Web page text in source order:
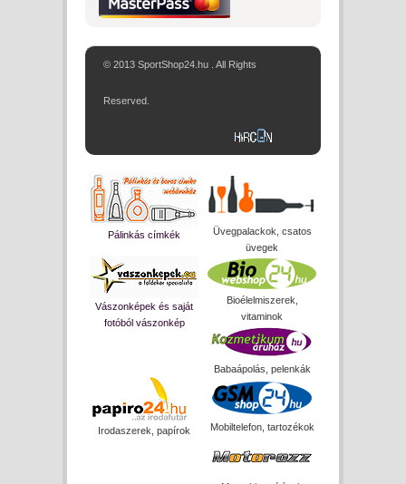
© 2013 SportShop24.hu . All Rights
Reserved.
Pálinkás címkék
Üvegpalackok, csatos
üvegek
Vászonképek és saját
fotóból vászonkép
Bioélelmiszerek,
vitaminok
Babaápolás, pelenkák
Irodaszerek, papírok Mobiltelefon, tartozékok